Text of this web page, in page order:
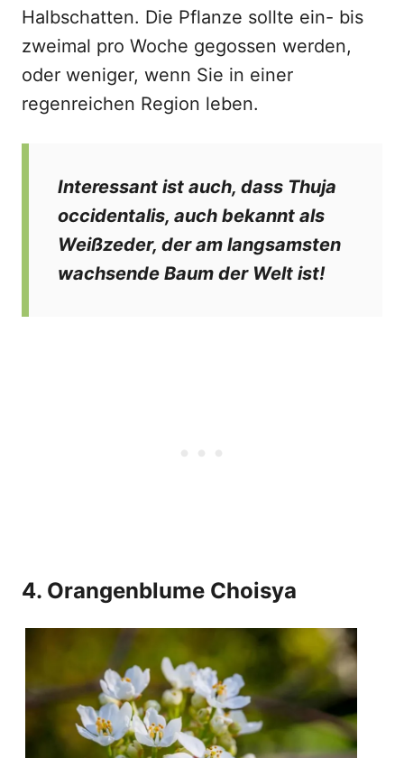
Halbschatten. Die Pflanze sollte ein- bis
zweimal pro Woche gegossen werden,
oder weniger, wenn Sie in einer
regenreichen Region leben.
Interessant ist auch, dass Thuja
occidentalis, auch bekannt als
Weißzeder, der am langsamsten
wachsende Baum der Welt ist!
4. Orangenblume Choisya